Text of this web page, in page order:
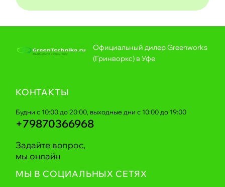
Официальный дилер Greenworks
(Гринворкс) в Уфе
КОНТАКТЫ
Будни с 10:00 до 20:00, выходные дни с 10:00 до 19:00
+79870366968
Задайте вопрос,
мы онлайн
МЫ В СОЦИАЛЬНЫХ СЕТЯХ